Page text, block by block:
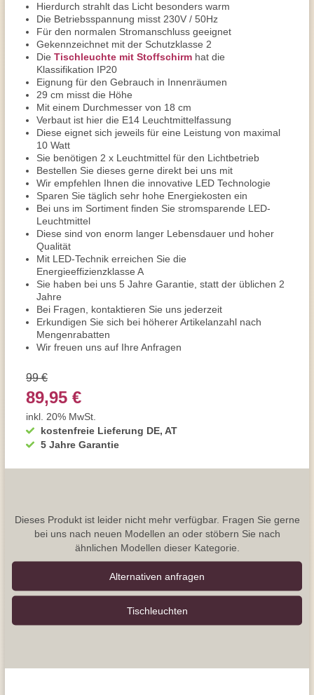
Hierdurch strahlt das Licht besonders warm
Die Betriebsspannung misst 230V / 50Hz
Für den normalen Stromanschluss geeignet
Gekennzeichnet mit der Schutzklasse 2
Die Tischleuchte mit Stoffschirm hat die
Klassifikation IP20
Eignung für den Gebrauch in Innenräumen
29 cm misst die Höhe
Mit einem Durchmesser von 18 cm
Verbaut ist hier die E14 Leuchtmittelfassung
Diese eignet sich jeweils für eine Leistung von maximal
10 Watt
Sie benötigen 2 x Leuchtmittel für den Lichtbetrieb
Bestellen Sie dieses gerne direkt bei uns mit
Wir empfehlen Ihnen die innovative LED Technologie
Sparen Sie täglich sehr hohe Energiekosten ein
Bei uns im Sortiment finden Sie stromsparende LED-
Leuchtmittel
Diese sind von enorm langer Lebensdauer und hoher
Qualität
Mit LED-Technik erreichen Sie die
Energieeffizienzklasse A
Sie haben bei uns 5 Jahre Garantie, statt der üblichen 2
Jahre
Bei Fragen, kontaktieren Sie uns jederzeit
Erkundigen Sie sich bei höherer Artikelanzahl nach
Mengenrabatten
Wir freuen uns auf Ihre Anfragen
kostenfreie Lieferung DE, AT
5 Jahre Garantie
99 €
89,95 €
inkl. 20% MwSt.
Dieses Produkt ist leider nicht mehr verfügbar. Fragen Sie gerne
bei uns nach neuen Modellen an oder stöbern Sie nach
ähnlichen Modellen dieser Kategorie.
Alternativen anfragen
Tisch­leuchten